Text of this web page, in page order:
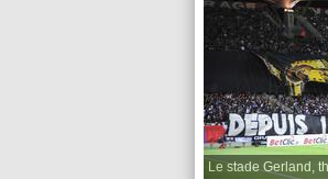
Le stade Gerland,